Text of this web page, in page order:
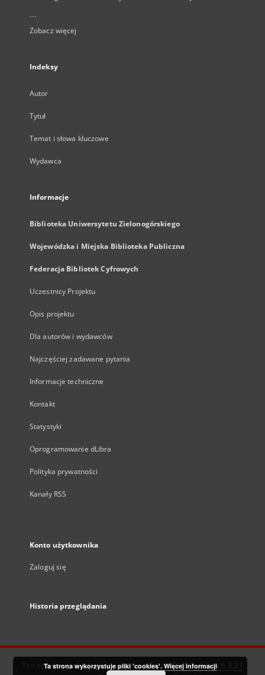
...
Zobacz więcej
Indeksy
Autor
Tytuł
Temat i słowa kluczowe
Wydawca
Informacje
Biblioteka Uniwersytetu Zielonogórskiego
Wojewódzka i Miejska Biblioteka Publiczna
Federacja Bibliotek Cyfrowych
Uczestnicy Projektu
Opis projektu
Dla autorów i wydawców
Najczęściej zadawane pytania
Informacje techniczne
Kontakt
Statystyki
Oprogramowanie dLibra
Polityka prywatności
Kanały RSS
Konto użytkownika
Zaloguj się
Historia przeglądania
Ten serwis działa dzięki oprogramowaniuDInGO dLibra 6.3.21
Ta strona wykorzystuje pliki 'cookies'. Więcej informacji